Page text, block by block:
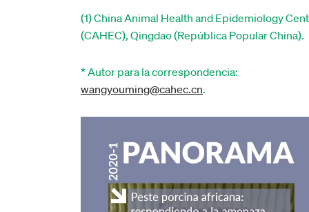
(1) China Animal Health and Epidemiology
(CAHEC), Qingdao (República Popular China).
* Autor para la correspondencia:
wangyouming@cahec.cn.